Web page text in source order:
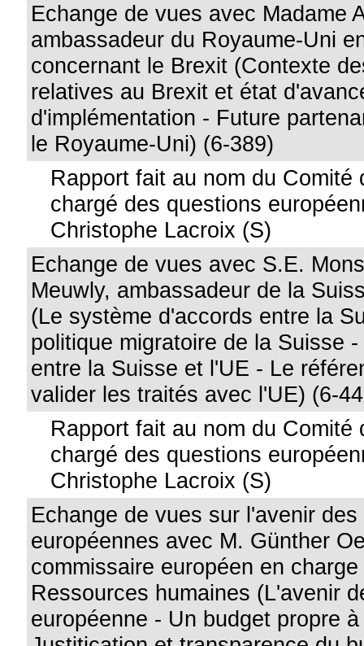
Echange de vues avec Madame
ambassadeur du Royaume-Uni
concernant le Brexit (Contexte
relatives au Brexit et état
d'implémentation - Future
le Royaume-Uni) (6-389)
Rapport fait au nom du Comité
chargé des questions
Christophe Lacroix (S)
Echange de vues avec S.E.
Meuwly, ambassadeur de la
(Le système d'accords entre la
politique migratoire de la Suisse
entre la Suisse et l'UE - Le
valider les traités avec l'UE) (6-
Rapport fait au nom du Comité
chargé des questions
Christophe Lacroix (S)
Echange de vues sur l'avenir
européennes avec M. Günther
commissaire européen en
Ressources humaines (L'avenir
européenne - Un budget propre